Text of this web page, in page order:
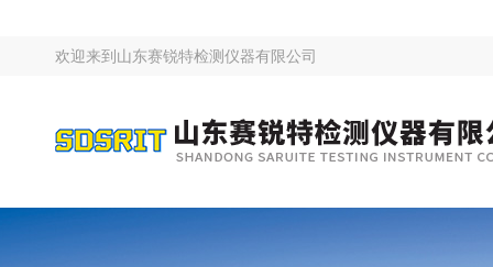
欢迎来到 山东赛锐特检测仪器有限公司